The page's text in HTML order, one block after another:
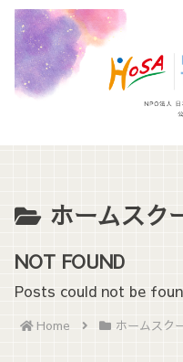
ホームスク
NOT FOUND
Posts could not be
Home ホームスク